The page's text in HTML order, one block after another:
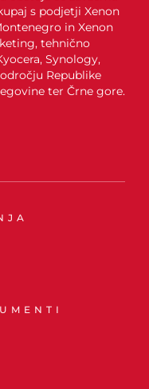
s podjetji Xenon
in Xenon
tehnično
Synology,
Republike
ter Črne gore.